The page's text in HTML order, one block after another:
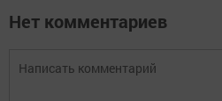
Нет комментариев